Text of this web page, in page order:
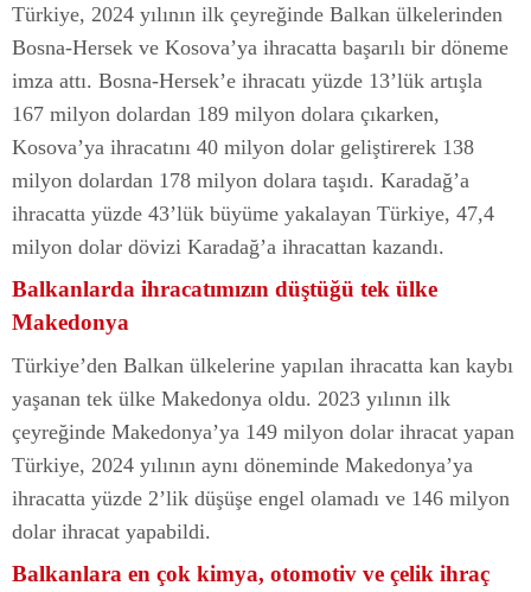
Türkiye, 2024 yılının ilk çeyreğinde Balkan ülkelerinden
Bosna-Hersek ve Kosova’ya ihracatta başarılı bir döneme
imza attı. Bosna-Hersek’e ihracatı yüzde 13’lük artışla
167 milyon dolardan 189 milyon dolara çıkarken,
Kosova’ya ihracatını 40 milyon dolar geliştirerek 138
milyon dolardan 178 milyon dolara taşıdı. Karadağ’a
ihracatta yüzde 43’lük büyüme yakalayan Türkiye, 47,4
milyon dolar dövizi Karadağ’a ihracattan kazandı.
Balkanlarda ihracatımızın düştüğü tek ülke
Makedonya
Türkiye’den Balkan ülkelerine yapılan ihracatta kan kaybı
yaşanan tek ülke Makedonya oldu. 2023 yılının ilk
çeyreğinde Makedonya’ya 149 milyon dolar ihracat yapan
Türkiye, 2024 yılının aynı döneminde Makedonya’ya
ihracatta yüzde 2’lik düşüşe engel olamadı ve 146 milyon
dolar ihracat yapabildi.
Balkanlara en çok kimya, otomotiv ve çelik ihraç